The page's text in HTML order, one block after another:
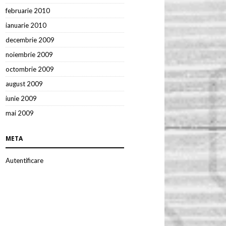
februarie 2010
ianuarie 2010
decembrie 2009
noiembrie 2009
octombrie 2009
august 2009
iunie 2009
mai 2009
META
Autentificare